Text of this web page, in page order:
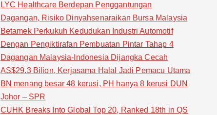
LYC Healthcare Berdepan Penggantungan
Dagangan, Risiko Dinyahsenaraikan Bursa Malaysia
Betamek Perkukuh Kedudukan Industri Automotif
Dengan Pengiktirafan Pembuatan Pintar Tahap 4
Dagangan Malaysia-Indonesia Dijangka Cecah
AS$29.3 Bilion, Kerjasama Halal Jadi Pemacu Utama
BN menang besar 48 kerusi, PH hanya 8 kerusi DUN
Johor – SPR
CUHK Breaks Into Global Top 20, Ranked 18th in QS